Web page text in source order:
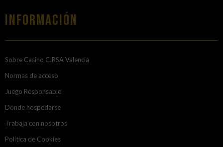
Información
Sobre Casino CIRSA Valencia
Normas de acceso
Juego Responsable
Dónde hospedarse
Trabaja con nosotros
Política de Cookies